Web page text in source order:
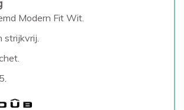
Modern Fit Wit.
strijkvrij.